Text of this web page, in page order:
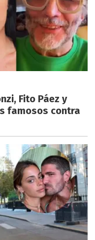
Fito Páez y
famosos contra